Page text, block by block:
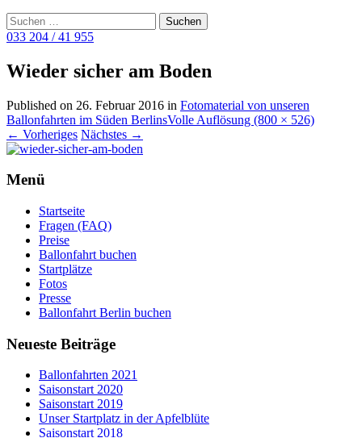
Suchen
nach:
033 204 / 41 955
Wieder sicher am Boden
Published on 26. Februar 2016 in Fotomaterial von unseren
Ballonfahrten im Süden BerlinsVolle Auflösung (800 × 526)
← Vorheriges Nächstes →
Menü
Startseite
Fragen (FAQ)
Preise
Ballonfahrt buchen
Startplätze
Fotos
Presse
Ballonfahrt Berlin buchen
Neueste Beiträge
Ballonfahrten 2021
Saisonstart 2020
Saisonstart 2019
Unser Startplatz in der Apfelblüte
Saisonstart 2018